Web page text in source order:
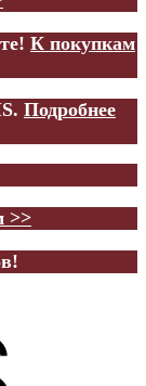
К покупкам
Подробнее
>>